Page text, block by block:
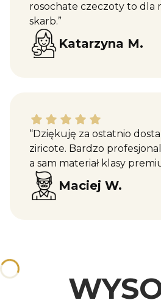
rosochate czeczoty to dla
skarb.”
Katarzyna M.
Maciej W. dał ocenę: 5
“Dziękuję za ostatnio
ziricote. Bardzo
a sam materiał klasy
Maciej W.